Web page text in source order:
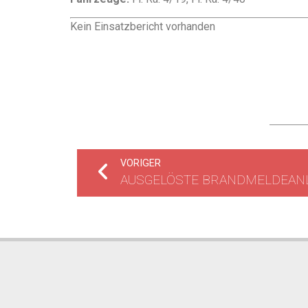
Kein Einsatzbericht vorhanden
VORIGER
AUSGELÖSTE